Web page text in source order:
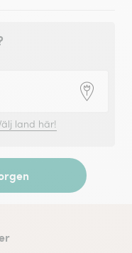
land här!